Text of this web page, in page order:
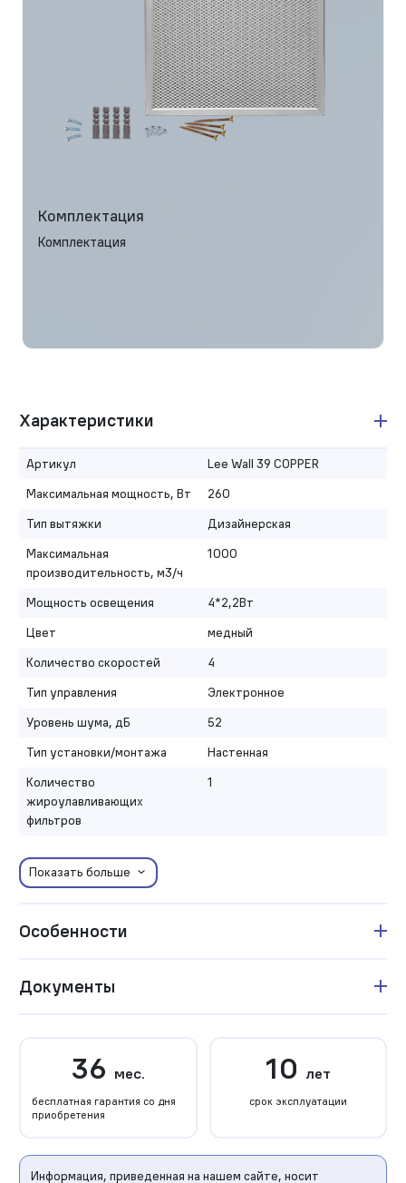
Комплектация
Комплектация
Характеристики
Артикул
Lee Wall 39 COPPER
Максимальная мощность, Вт
260
Тип вытяжки
Дизайнерская
Максимальная
производительность, м3/ч
1000
Мощность освещения
4*2,2Вт
Цвет
медный
Количество скоростей
4
Тип управления
Электронное
Уровень шума, дБ
52
Тип установки/монтажа
Настенная
Количество
жироулавливающих
фильтров
1
Показать больше
Особенности
Документы
36 мес.
бесплатная гарантия со дня
приобретения
10 лет
срок эксплуатации
Информация, приведенная на нашем сайте, носит